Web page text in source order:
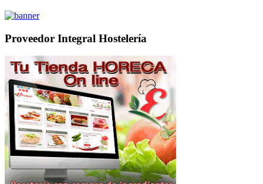
Proveedor Integral Hostelería